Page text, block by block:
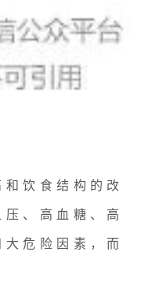
饮食结构的改
、高血糖、高
危险因素，而